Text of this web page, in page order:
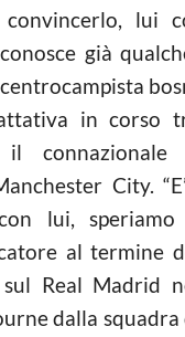
convincerlo, lui
già
centrocampista
in corso
connazionale
City.
lui,
al termine
Real Madrid
dalla squadra